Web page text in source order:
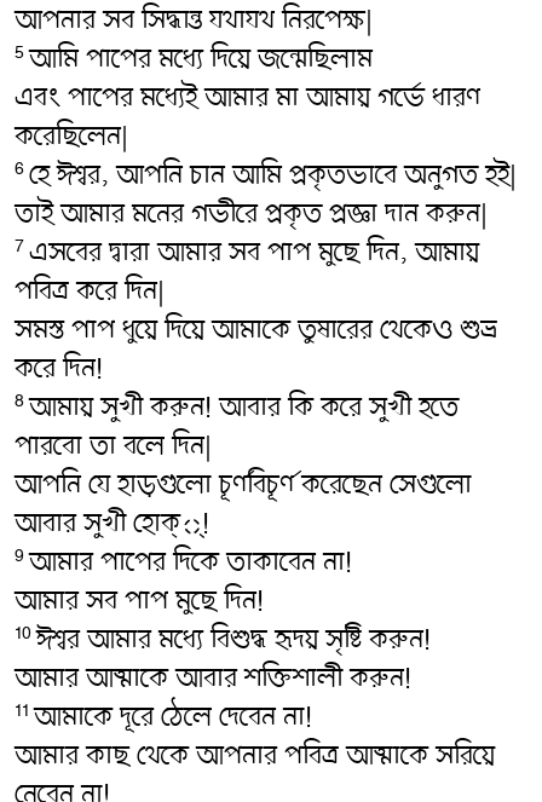
আপনার সব সিদ্ধান্ত যথাযথ নিরপেক্ষ|
5আমি পাপের মধ্যে দিয়ে জন্মেছিলাম
এবং পাপের মধ্যেই আমার মা আমায় গর্ভে ধারণ
করেছিলেন|
6 হে ঈশ্বর, আপনি চান আমি প্রকৃতভাবে অনুগত হই|
তাই আমার মনের গভীরে প্রকৃত প্রজ্ঞা দান করুন|
7 এসবের দ্বারা আমার সব পাপ মুছে দিন, আমায়
পবিত্র করে দিন|
সমস্ত পাপ ধুয়ে দিয়ে আমাকে তুষারের থেকেও শুভ্র
করে দিন!
8আমায় সুখী করুন! আবার কি করে সুখী হতে
পারবো তা বলে দিন|
আপনি যে হাড়গুলো চূর্ণবিচূর্ণ করেছেন সেগুলো
আবার সুখী হোক্্!
9আমার পাপের দিকে তাকাবেন না!
আমার সব পাপ মুছে দিন!
10ঈশ্বর আমার মধ্যে বিশুদ্ধ হৃদয় সৃষ্টি করুন!
আমার আত্মাকে আবার শক্তিশালী করুন!
11আমাকে দূরে ঠেলে দেবেন না!
আমার কাছ থেকে আপনার পবিত্র আত্মাকে সরিয়ে
নেবেন না!